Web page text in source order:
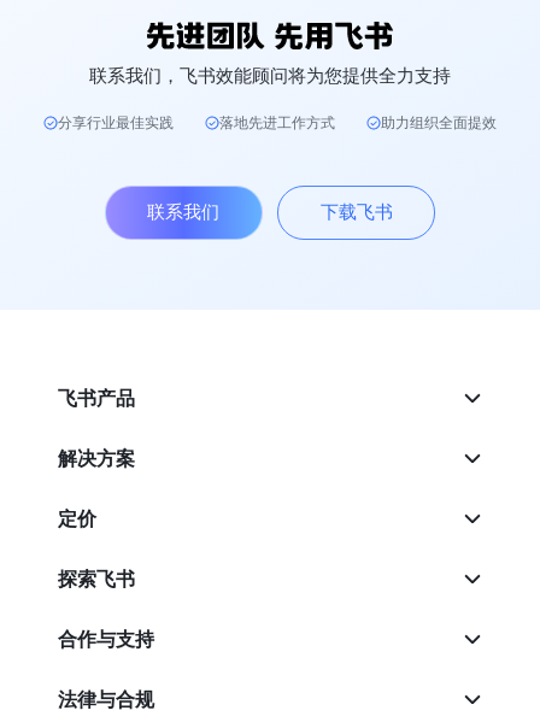
联系我们，飞书效能顾问将为您提供全力支持
分享行业最佳实践 落地先进工作方式 助力组织全面提效
联系我们 下载飞书
飞书产品
解决方案
定价
探索飞书
合作与支持
法律与合规